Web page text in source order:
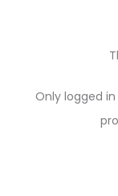
Only logged